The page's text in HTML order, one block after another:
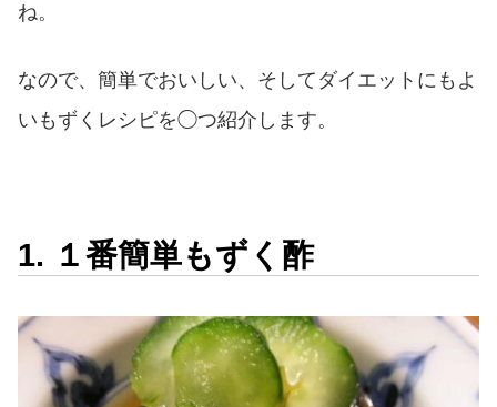
ね。
なので、簡単でおいしい、そしてダイエットにもよ
いもずくレシピを◯つ紹介します。
1. １番簡単もずく酢